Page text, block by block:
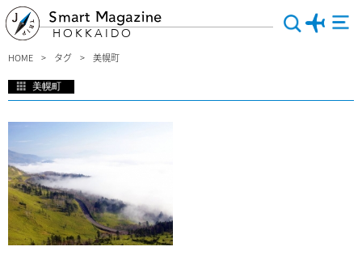
Smart Magazine
HOKKAIDO
HOME タグ 美幌町
美幌町
も幻想的で魅了されます♪ぜひ北海道にきたら美幌町に足を運んでみてくださいね♪